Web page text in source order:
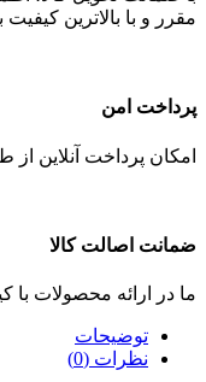
مقرر و با بالاترین
پرداخت امن
امکان پرداخت آنلاین از
ضمانت اصالت کالا
ما در ارائه محصولات
توضیحات
نظرات (0)